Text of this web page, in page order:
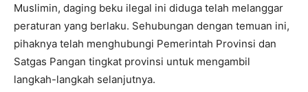
Muslimin, daging beku ilegal ini diduga telah melanggar
peraturan yang berlaku. Sehubungan dengan temuan ini,
pihaknya telah menghubungi Pemerintah Provinsi dan
Satgas Pangan tingkat provinsi untuk mengambil
langkah-langkah selanjutnya.